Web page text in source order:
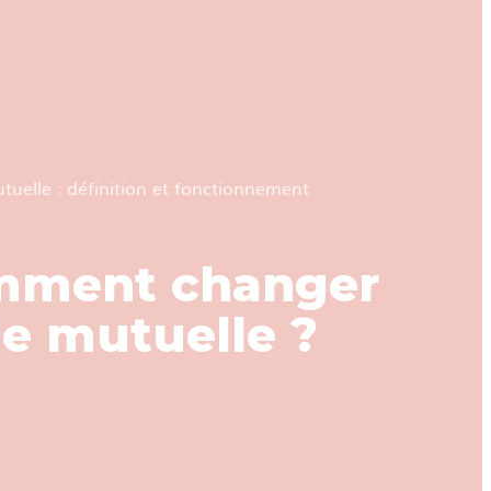
: définition et fonctionnement
changer
mutuelle ?